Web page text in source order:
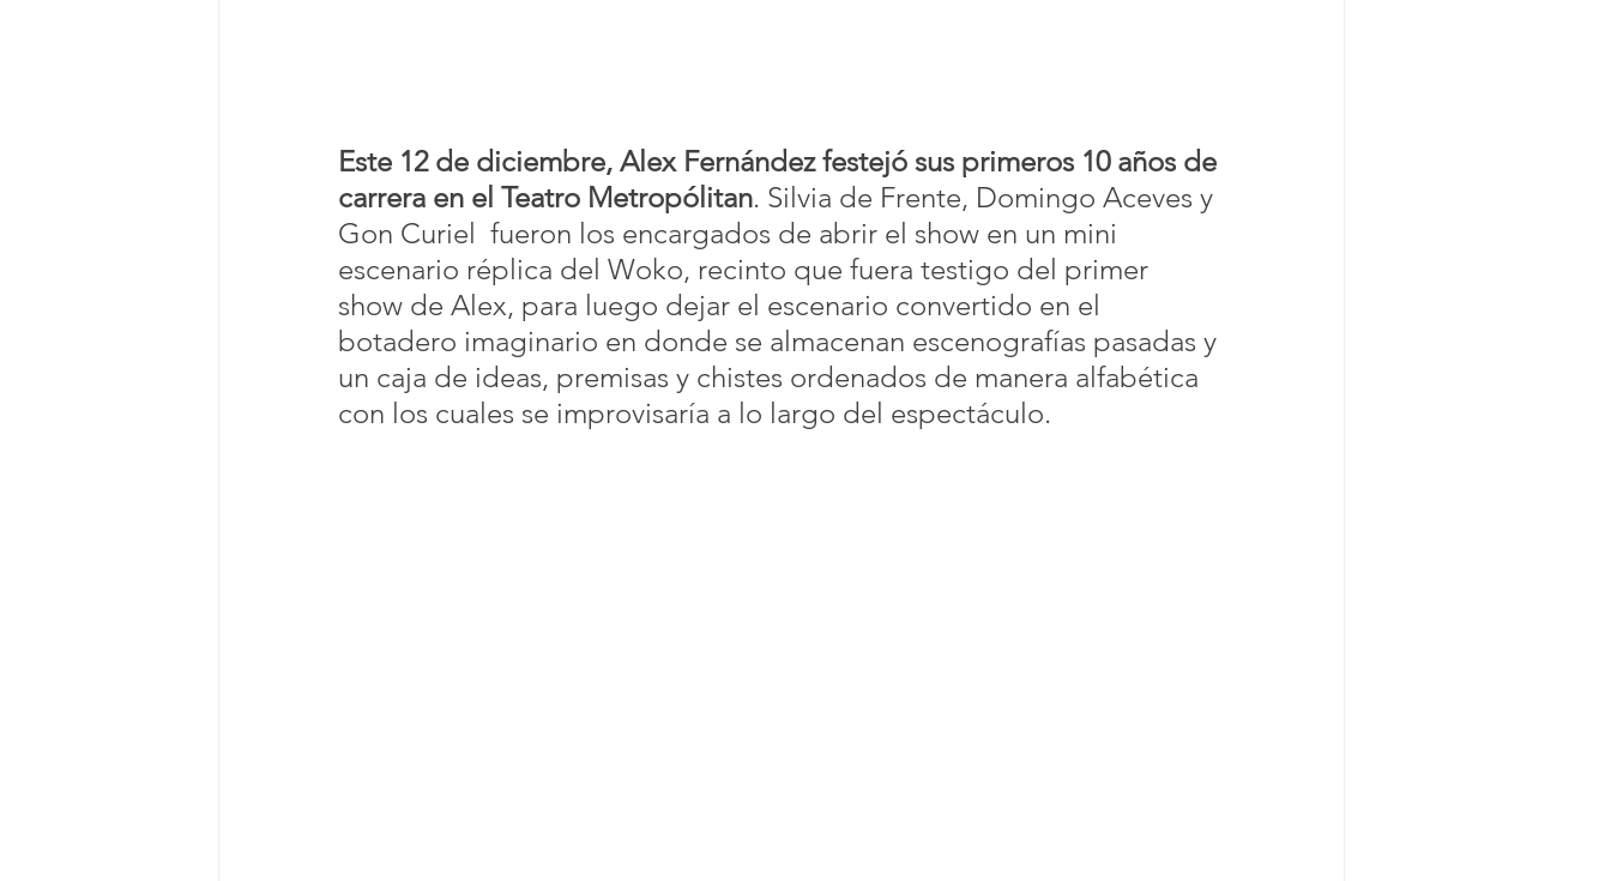
Este 12 de diciembre, Alex Fernández festejó sus primeros 10 años de
carrera en el Teatro Metropólitan. Silvia de Frente, Domingo Aceves y
Gon Curiel  fueron los encargados de abrir el show en un mini
escenario réplica del Woko, recinto que fuera testigo del primer
show de Alex, para luego dejar el escenario convertido en el
botadero imaginario en donde se almacenan escenografías pasadas y
un caja de ideas, premisas y chistes ordenados de manera alfabética
con los cuales se improvisaría a lo largo del espectáculo.